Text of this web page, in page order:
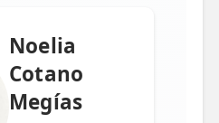
Noelia
Cotano
Megías